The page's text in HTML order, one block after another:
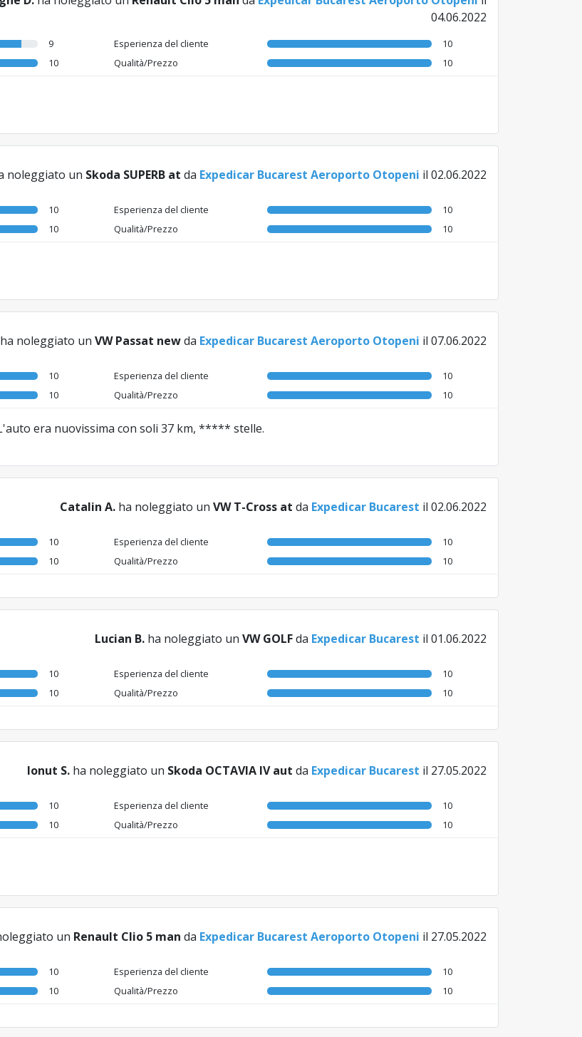
04.06.2022
9 Esperienza del cliente
10
10 Qualità/Prezzo 10
noleggiato un Skoda SUPERB at da Expedicar Bucarest Aeroporto Otopeni il 02.06.2022
10 Esperienza del cliente
10
10 Qualità/Prezzo 10
ha noleggiato un VW Passat newda Expedicar Bucarest Aeroporto Otopeni il 07.06.2022
10 Esperienza del cliente
10
10 Qualità/Prezzo 10
era nuovissima con soli 37 km, ***** stelle.
Catalin A. ha noleggiato un VW T-Cross at da Expedicar Bucarest il 02.06.2022
10 Esperienza del cliente
10
10 Qualità/Prezzo 10
Lucian B. ha noleggiato un VW GOLFda Expedicar Bucarest il 01.06.2022
10 Esperienza del cliente
10
10 Qualità/Prezzo 10
Ionut S. ha noleggiato un Skoda OCTAVIA IV aut da Expedicar Bucarest il 27.05.2022
10 Esperienza del cliente
10
10 Qualità/Prezzo 10
un Renault Clio 5 man da Expedicar Bucarest Aeroporto Otopeni il 27.05.2022
10 Esperienza del cliente
10
10 Qualità/Prezzo 10